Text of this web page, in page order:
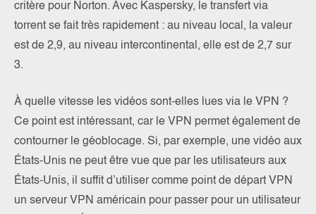
critère pour Norton. Avec Kaspersky, le transfert via
torrent se fait très rapidement : au niveau local, la valeur
est de 2,9, au niveau intercontinental, elle est de 2,7 sur
3.
À quelle vitesse les vidéos sont-elles lues via le VPN ?
Ce point est intéressant, car le VPN permet également de
contourner le géoblocage. Si, par exemple, une vidéo aux
États-Unis ne peut être vue que par les utilisateurs aux
États-Unis, il suffit d’utiliser comme point de départ VPN
un serveur VPN américain pour passer pour un utilisateur